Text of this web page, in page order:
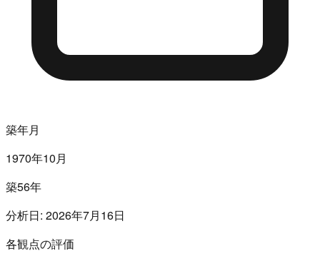
築年月
1970年10月
築56年
分析日: 2026年7月16日
各観点の評価